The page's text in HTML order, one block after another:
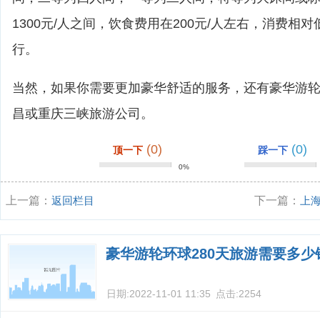
1300元/人之间，饮食费用在200元/人左右，消费相对
行。
当然，如果你需要更加豪华舒适的服务，还有豪华游
昌或重庆三峡旅游公司。
顶一下 (0)
0%
踩一下 (0)
上一篇： 返回栏目 下一篇： 上
豪华游攻略？
豪华游轮环球280天旅游需要多少
日期:2022-11-01 11:35 点击:2254